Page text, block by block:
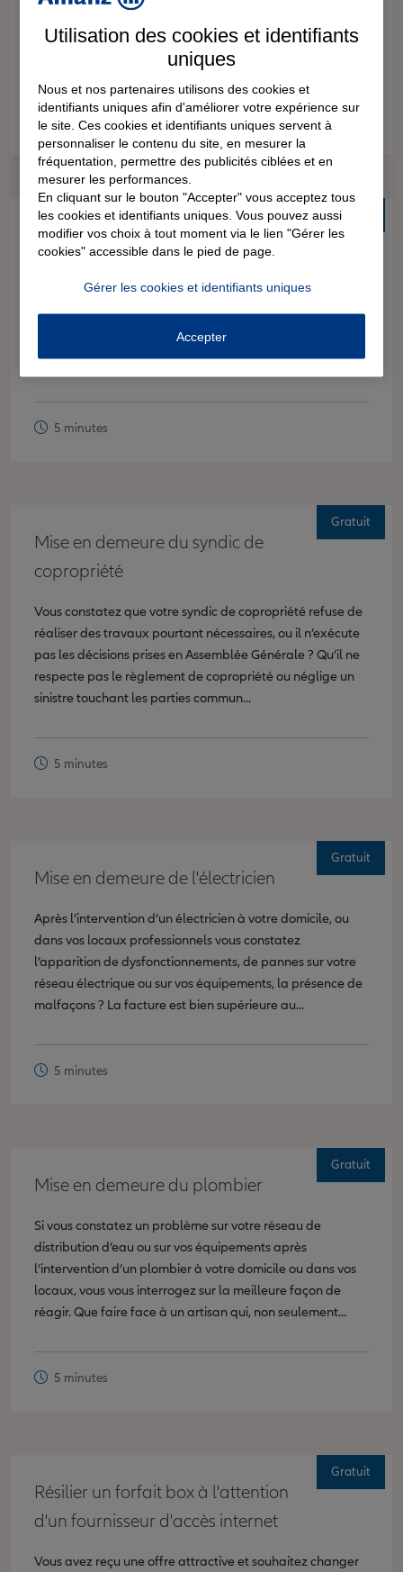
élevée ou une augmentation brutale et inexpliquée de
votre consommation ? Peut-être subissez-vous une
coupure de votre alimentation à la suite d’u...
5 minutes
Solutionner un conflit de voisinage
visuelles de vos voisins ? Vous ne supportez plus leur
musique trop forte, leurs haies non taillées, leurs intrusions
sur votre propriété ou les odeurs de leurs poubelles ?
Quels sont vos recours face à un voisin...
5 minutes
Gratuit
Mise en demeure du syndic de
copropriété
Vous constatez que votre syndic de copropriété refuse de
réaliser des travaux pourtant nécessaires, ou il n’exécute
pas les décisions prises en Assemblée Générale ? Qu’il ne
respecte pas le règlement de copropriété ou néglige un
sinistre touchant les parties commun...
5 minutes
Gratuit
Mise en demeure de l'électricien
Après l’intervention d’un électricien à votre domicile, ou
dans vos locaux professionnels vous constatez
l’apparition de dysfonctionnements, de pannes sur votre
réseau électrique ou sur vos équipements, la présence de
malfaçons ? La facture est bien supérieure au...
5 minutes
Gratuit
Mise en demeure du plombier
Si vous constatez un problème sur votre réseau de
distribution d’eau ou sur vos équipements après
l’intervention d’un plombier à votre domicile ou dans vos
locaux, vous vous interrogez sur la meilleure façon de
réagir. Que faire face à un artisan qui, non seulement...
5 minutes
Gratuit
Résilier un forfait box à l'attention
d'un fournisseur d'accès internet
Vous avez reçu une offre attractive et souhaitez changer
Gratuit
Utilisation des cookies et identifiants
uniques
Nous et nos partenaires utilisons des cookies et
identifiants uniques afin d'améliorer votre expérience sur
le site. Ces cookies et identifiants uniques servent à
personnaliser le contenu du site, en mesurer la
fréquentation, permettre des publicités ciblées et en
mesurer les performances.
En cliquant sur le bouton "Accepter" vous acceptez tous
les cookies et identifiants uniques. Vous pouvez aussi
modifier vos choix à tout moment via le lien "Gérer les
cookies" accessible dans le pied de page.
Gérer les cookies et identifiants uniques
Accepter